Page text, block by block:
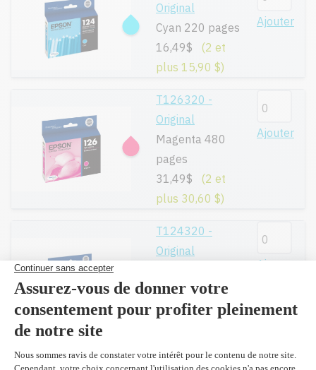
Original
Cyan 220 pages
16,49$
(2 et
plus 15,90 $)
Ajouter
T126320 -
Original
Magenta 480
pages
31,49$
(2 et
plus 30,60 $)
Ajouter
T124320 -
Original
pages
16,49$ (2 et
Ajouter
T126420 -